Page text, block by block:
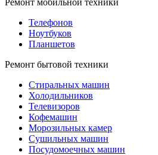
Ремонт мобильной техники
Телефонов
Ноутбуков
Планшетов
Ремонт бытовой техники
Стиральных машин
Холодильников
Телевизоров
Кофемашин
Морозильных камер
Сушильных машин
Посудомоечных машин